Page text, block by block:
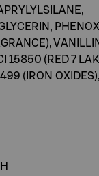
15850 (RED 7
(IRON